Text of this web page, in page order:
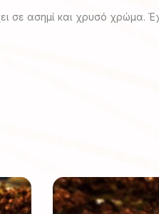
σε ασημί και χρυσό χρώμα.